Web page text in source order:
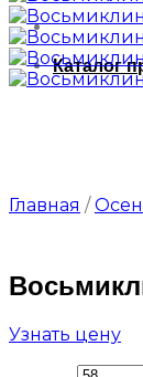
Каталог
Главная /
Узнать цену